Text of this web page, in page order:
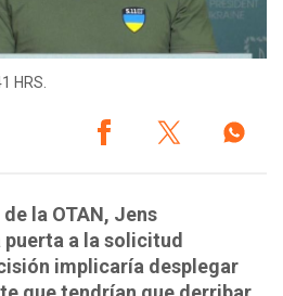
HRS.
la OTAN, Jens
a la solicitud
implicaría desplegar